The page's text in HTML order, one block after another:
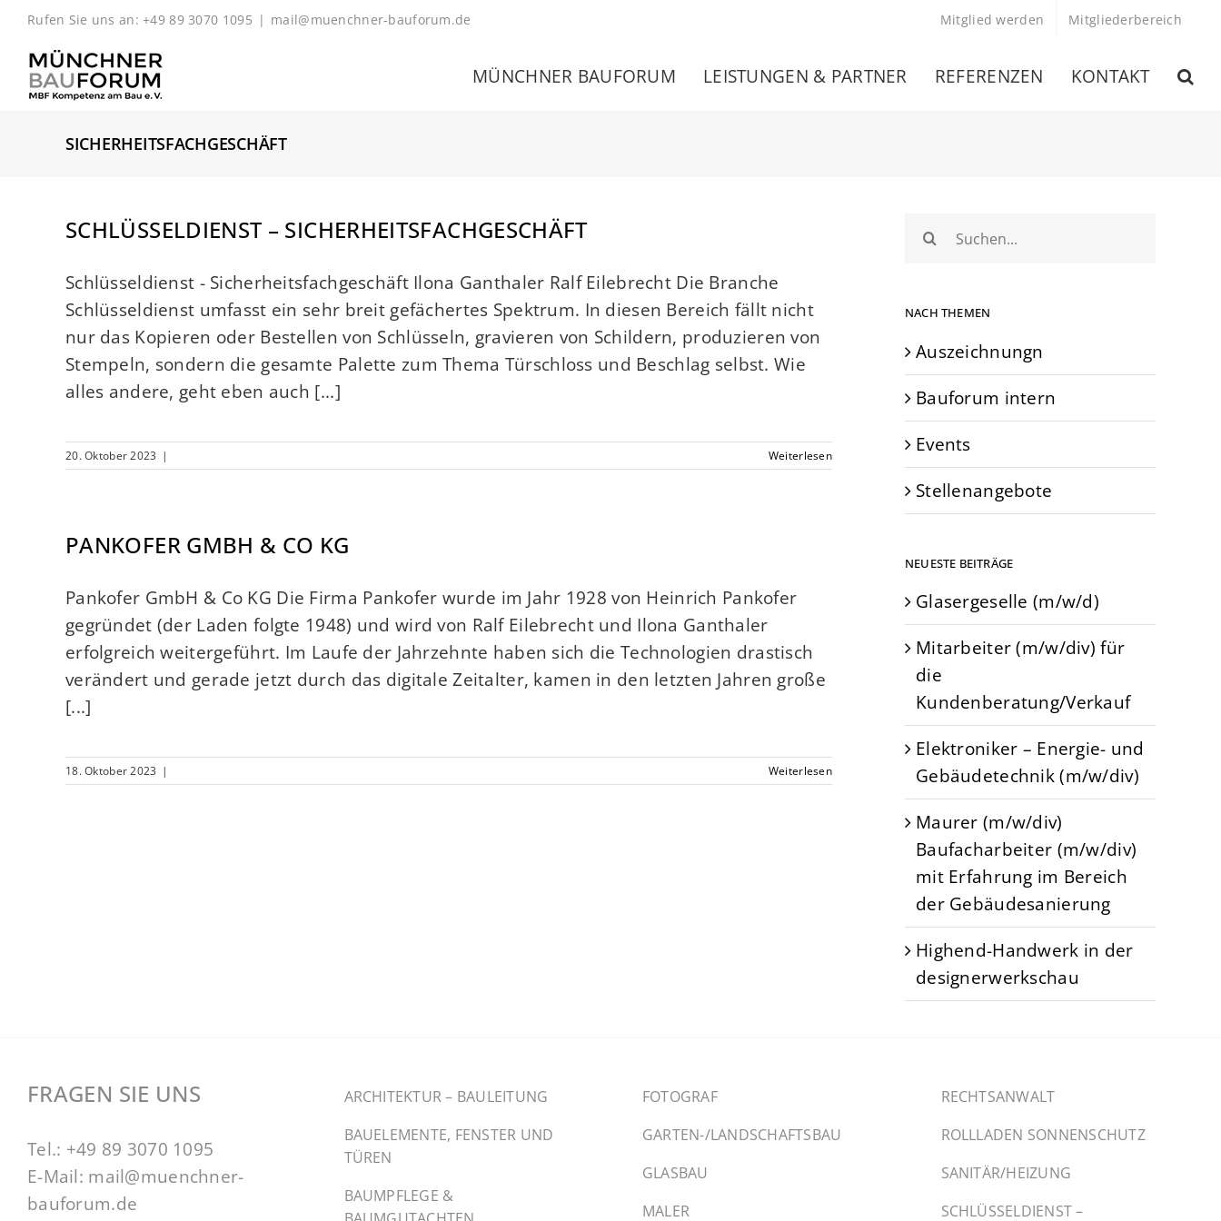
Zum
springen
Rufen Sie uns an: +49 89 3070 1095 | mail@muenchner-bauforum.de Mitglied werden Mitgliederbereich
MÜNCHNER BAUFORUM LEISTUNGEN & PARTNER REFERENZEN KONTAKT
SICHERHEITSFACHGESCHÄFT
SCHLÜSSELDIENST – SICHERHEITSFACHGESCHÄFT
Schlüsseldienst - Sicherheitsfachgeschäft Ilona Ganthaler Ralf Eilebrecht Die Branche
Schlüsseldienst umfasst ein sehr breit gefächertes Spektrum. In diesen Bereich fällt nicht
nur das Kopieren oder Bestellen von Schlüsseln, gravieren von Schildern, produzieren von
Stempeln, sondern die gesamte Palette zum Thema Türschloss und Beschlag selbst. Wie
alles andere, geht eben auch [...]
20. Oktober 2023 | Weiterlesen
PANKOFER GMBH & CO KG
Pankofer GmbH & Co KG Die Firma Pankofer wurde im Jahr 1928 von Heinrich Pankofer
gegründet (der Laden folgte 1948) und wird von Ralf Eilebrecht und Ilona Ganthaler
erfolgreich weitergeführt. Im Laufe der Jahrzehnte haben sich die Technologien drastisch
verändert und gerade jetzt durch das digitale Zeitalter, kamen in den letzten Jahren große
[...]
18. Oktober 2023 | Weiterlesen
Suche
nach:
NACH THEMEN
Auszeichnungn
Bauforum intern
Events
Stellenangebote
NEUESTE BEITRÄGE
Glasergeselle (m/w/d)
Mitarbeiter (m/w/div) für
die
Kundenberatung/Verkauf
Elektroniker – Energie- und
Gebäudetechnik (m/w/div)
Maurer (m/w/div)
Baufacharbeiter (m/w/div)
mit Erfahrung im Bereich
der Gebäudesanierung
Highend-Handwerk in der
designerwerkschau
FRAGEN SIE UNS
Tel.: +49 89 3070 1095
E-Mail: mail@muenchner-
bauforum.de
ARCHITEKTUR – BAULEITUNG
BAUELEMENTE, FENSTER UND
TÜREN
BAUMPFLEGE &
FOTOGRAF
GARTEN-/LANDSCHAFTSBAU
GLASBAU
MALER
RECHTSANWALT
ROLLLADEN SONNENSCHUTZ
SANITÄR/HEIZUNG
SCHLÜSSELDIENST –